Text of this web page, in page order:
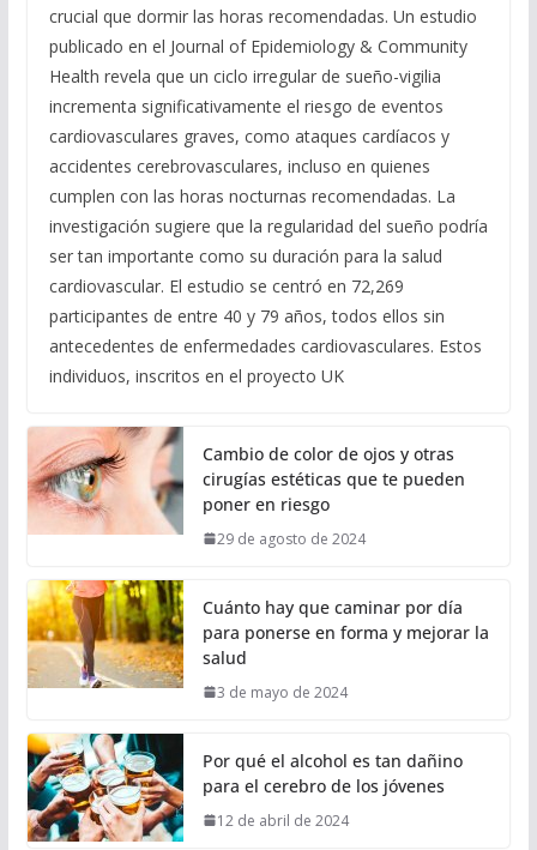
crucial que dormir las horas recomendadas. Un estudio
publicado en el Journal of Epidemiology & Community
Health revela que un ciclo irregular de sueño-vigilia
incrementa significativamente el riesgo de eventos
cardiovasculares graves, como ataques cardíacos y
accidentes cerebrovasculares, incluso en quienes
cumplen con las horas nocturnas recomendadas. La
investigación sugiere que la regularidad del sueño podría
ser tan importante como su duración para la salud
cardiovascular. El estudio se centró en 72,269
participantes de entre 40 y 79 años, todos ellos sin
antecedentes de enfermedades cardiovasculares. Estos
individuos, inscritos en el proyecto UK
Cambio de color de ojos y otras
cirugías estéticas que te pueden
poner en riesgo
29 de agosto de 2024
Cuánto hay que caminar por día
para ponerse en forma y mejorar la
salud
3 de mayo de 2024
Por qué el alcohol es tan dañino
para el cerebro de los jóvenes
12 de abril de 2024